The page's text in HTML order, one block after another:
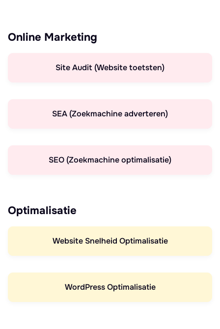
Online Marketing
Site Audit (Website toetsten)
SEA (Zoekmachine adverteren)
SEO (Zoekmachine optimalisatie)
Optimalisatie
Website Snelheid Optimalisatie
WordPress Optimalisatie